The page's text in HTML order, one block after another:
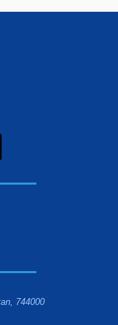
744000